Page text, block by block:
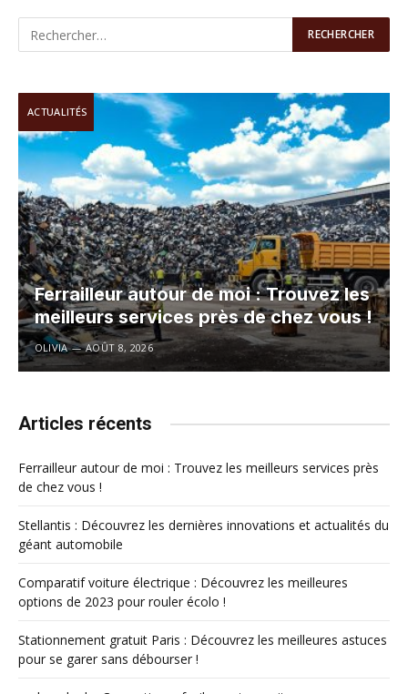
ACTUALITÉS
Ferrailleur autour de moi : Trouvez les
meilleurs services près de chez vous !
OLIVIA AOÛT 8, 2026
Articles récents
Ferrailleur autour de moi : Trouvez les meilleurs services près
de chez vous !
Stellantis : Découvrez les dernières innovations et actualités du
géant automobile
Comparatif voiture électrique : Découvrez les meilleures
options de 2023 pour rouler écolo !
Stationnement gratuit Paris : Découvrez les meilleures astuces
pour se garer sans débourser !